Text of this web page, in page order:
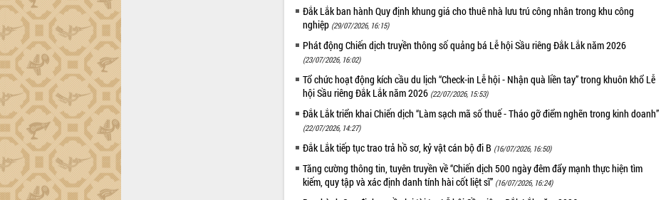
Đắk Lắk ban hành Quy định khung giá cho thuê nhà lưu trú công nhân trong khu công
nghiệp (29/07/2026, 16:15)
Phát động Chiến dịch truyền thông số quảng bá Lễ hội Sầu riêng Đắk Lắk năm 2026
(23/07/2026, 16:02)
Tổ chức hoạt động kích cầu du lịch “Check-in Lễ hội - Nhận quà liền tay” trong khuôn khổ Lễ
hội Sầu riêng Đắk Lắk năm 2026 (22/07/2026, 15:53)
Đắk Lắk triển khai Chiến dịch “Làm sạch mã số thuế - Tháo gỡ điểm nghẽn trong kinh doanh”
(22/07/2026, 14:27)
Đắk Lắk tiếp tục trao trả hồ sơ, kỷ vật cán bộ đi B (16/07/2026, 16:50)
Tăng cường thông tin, tuyên truyền về “Chiến dịch 500 ngày đêm đẩy mạnh thực hiện tìm
kiếm, quy tập và xác định danh tính hài cốt liệt sĩ” (16/07/2026, 16:24)